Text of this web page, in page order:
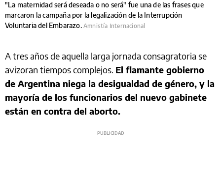
"La maternidad será deseada o no será" fue una de las frases que
marcaron la campaña por la legalización de la Interrupción
Voluntaria del Embarazo. Amnistía Internacional
A tres años de aquella larga jornada consagratoria se
avizoran tiempos complejos. El flamante gobierno
de Argentina niega la desigualdad de género, y la
mayoría de los funcionarios del nuevo gabinete
están en contra del aborto.